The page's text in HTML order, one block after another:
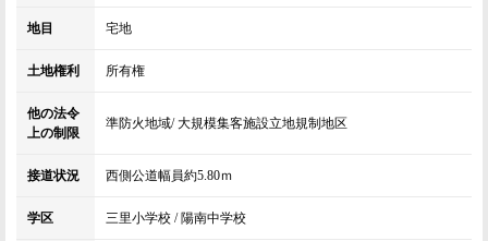
地目 宅地
土地権利 所有権
他の法令
上の制限
準防火地域/ 大規模集客施設立地規制地区
接道状況 西側公道幅員約5.80ｍ
学区 三里小学校 / 陽南中学校